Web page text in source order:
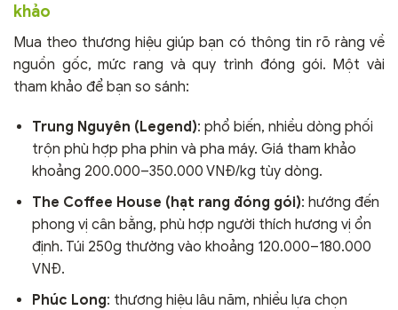
khảo
Mua theo thương hiệu giúp bạn có thông tin rõ ràng về
nguồn gốc, mức rang và quy trình đóng gói. Một vài
tham khảo để bạn so sánh:
Trung Nguyên (Legend): phổ biến, nhiều dòng phối
trộn phù hợp pha phin và pha máy. Giá tham khảo
khoảng 200.000–350.000 VNĐ/kg tùy dòng.
The Coffee House (hạt rang đóng gói): hướng đến
phong vị cân bằng, phù hợp người thích hương vị ổn
định. Túi 250g thường vào khoảng 120.000–180.000
VNĐ.
Phúc Long: thương hiệu lâu năm, nhiều lựa chọn